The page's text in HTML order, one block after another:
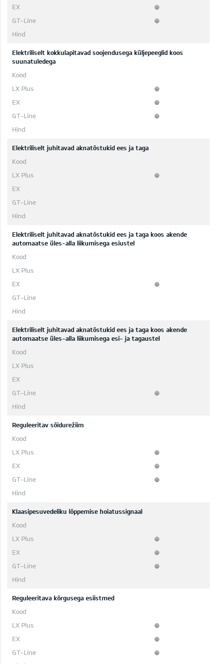
Elektriliselt kokkulapitavad soojendusega küljepeeglid koos
suunatuledega
Elektriliselt juhitavad aknatõstukid ees ja taga
Elektriliselt juhitavad aknatõstukid ees ja taga koos akende
automaatse üles-alla liikumisega esiustel
Elektriliselt juhitavad aknatõstukid ees ja taga koos akende
automaatse üles-alla liikumisega esi- ja tagaustel
Reguleeritav sõidurežiim
Klaasipesuvedeliku lõppemise hoiatussignaal
Reguleeritava kõrgusega esiistmed